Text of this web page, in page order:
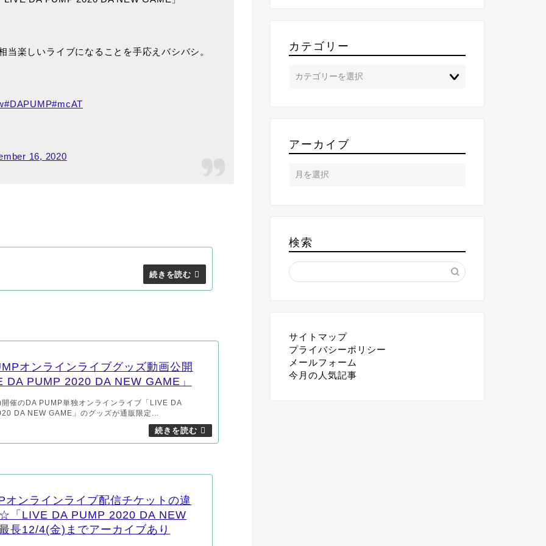
楽しいライブになることを手応えバシバシ。
#DAPUMP#mcAT
16, 2020
オンラインライブグッズ動画公開
DA PUMP 2020 DA NEW GAME」
催のDA PUMP単独オンラインライブ「LIVE DA
DA NEW GAME」のグッズが通販限定...
オンラインライブ配信チケットの違
「LIVE DA PUMP 2020 DA NEW
長12/4(金)までアーカイブあり
カテゴリー
アーカイブ
検索
サイトマップ
プライバシーポリシー
メールフォーム
今月の人気記事